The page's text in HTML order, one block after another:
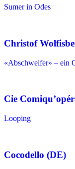
Sumer in Odes
Christof
«Abschweifer» – ein
Cie
Looping
Cocodello (DE)